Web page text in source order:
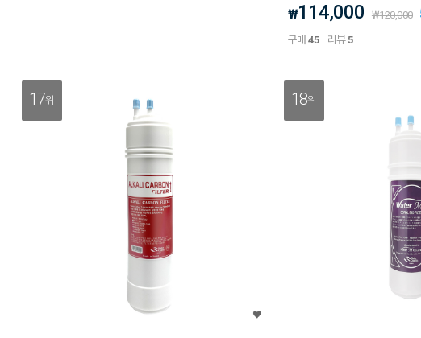
₩114,000 ₩120,000
구매45 리뷰5
17위 18위